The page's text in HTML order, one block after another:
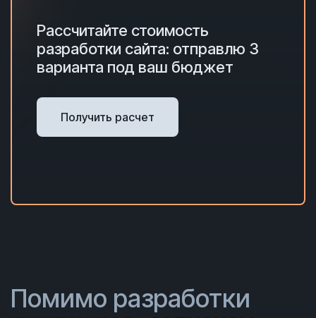
Рассчитайте стоимость
разработки сайта: отправлю 3
варианта под ваш бюджет
Получить расчет
Помимо разработки